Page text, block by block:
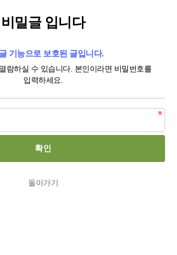
비밀글 입니다
기능으로 보호된 글입니다.
람하실 수 있습니다. 본인이라면 비밀번호를
입력하세요.
돌아가기